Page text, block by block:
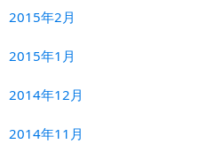
2015年2月
2015年1月
2014年12月
2014年11月